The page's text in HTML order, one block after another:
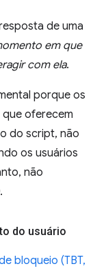
de uma
em que
com ela.
porque os
oferecem
do script, não
os usuários
não
do usuário
bloqueio (TBT,